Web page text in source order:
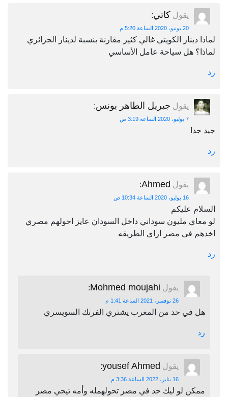
يقول كاتي:
20 يونيو، 2020 الساعة 5:20 م
لماذا دينار الكويتي غالي كثير مقارنة بنسبة لدينار الجزائري
لماذا؟ هل سياحة عامل الأساسي
رد
يقول جبريل الطاهر يونس:
7 يوليو، 2020 الساعة 3:19 ص
جيد جدا
رد
يقول Ahmed
:
16 يوليو، 2020 الساعة 10:34 ص
السلام عليكم
لو معاي مليون سوداني داخل السودان عايز احولهم مصري
اخدهم في مصر ازاي الطريقه
رد
يقول Mohmed moujahi
:
26 نوفمبر، 2021 الساعة 1:41 م
هل في حد من المغرب يشتري الفرنك السويسري
رد
يقول yousef Ahmed
:
16 يناير، 2022 الساعة 3:36 م
ممكن لو ليك حد في مصر تحولهمله وأمه تيجي مصر